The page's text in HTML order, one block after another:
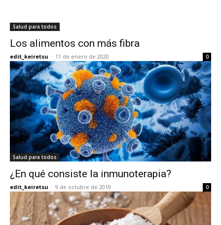
Salud para todos
Los alimentos con más fibra
edit_keiretsu - 11 de enero de 2020 0
Salud para todos
¿En qué consiste la inmunoterapia?
edit_keiretsu - 9 de octubre de 2019 0